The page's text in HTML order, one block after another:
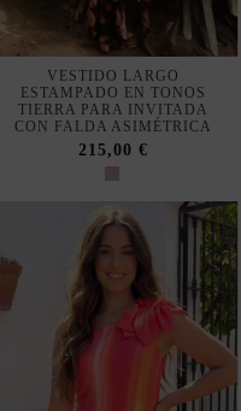
Fuera de stock
VESTIDO DE INVITADA EN
TONOS ROSAS Y NARANJAS
CON ESCOTE ASIMÉTRICO
160,00 €